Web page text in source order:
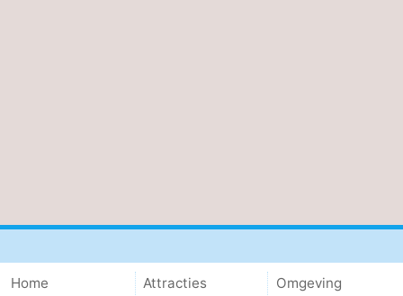
Home
Attracties
Omgeving